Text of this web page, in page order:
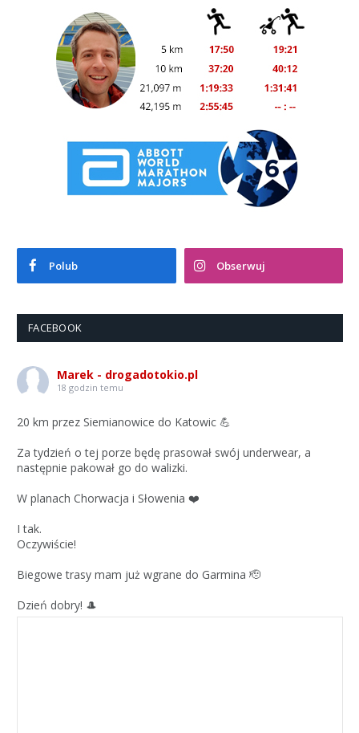
Polub Obserwuj
FACEBOOK
Marek - drogadotokio.pl
18 godzin temu
20 km przez Siemianowice do Katowic 💪
Za tydzień o tej porze będę prasował swój underwear, a
następnie pakował go do walizki.
W planach Chorwacja i Słowenia ❤️
I tak.
Oczywiście!
Biegowe trasy mam już wgrane do Garmina 🫡
Dzień dobry! 🎩